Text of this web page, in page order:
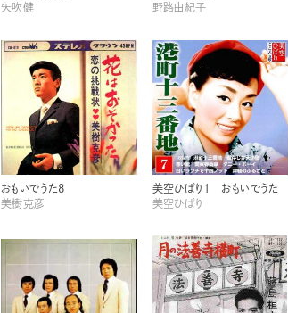
矢吹健
野路由紀子
おもいでうた８
美樹克彦
美空ひばり１ おもいでうた
美空ひばり